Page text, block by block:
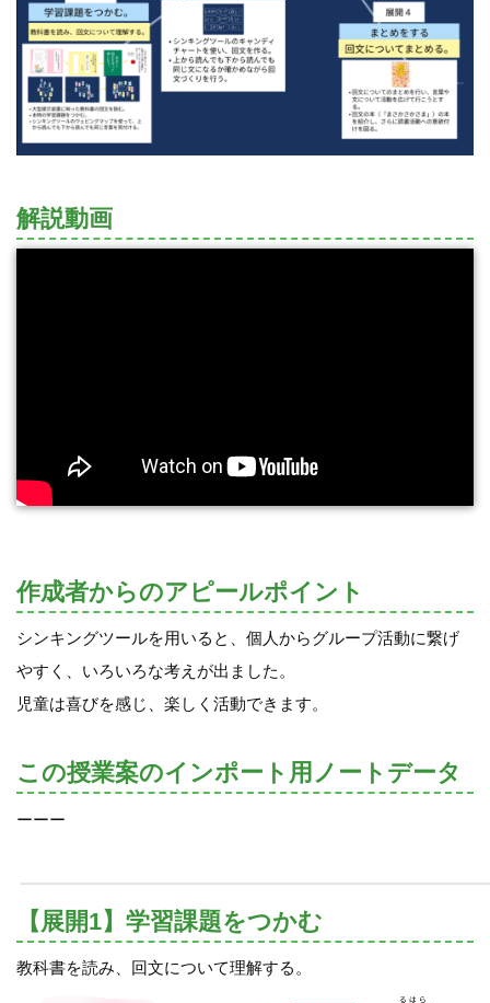
解説動画
作成者からのアピールポイント
シンキングツールを用いると、個人からグループ活動に繋げ
やすく、いろいろな考えが出ました。
児童は喜びを感じ、楽しく活動できます。
この授業案のインポート用ノートデータ
ーーー
【展開1】学習課題をつかむ
教科書を読み、回文について理解する。